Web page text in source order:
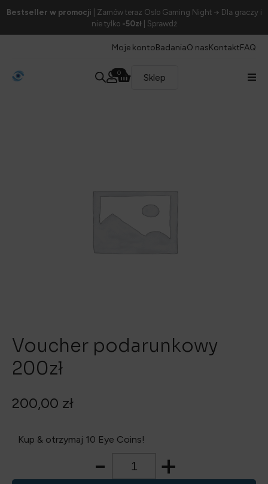
Bestseller w promocji | Zamów teraz Oslo Gaming Night → Dla graczy i
nie tylko -50zł| Sprawdź
Moje kontoBadaniaO nasKontaktFAQ
0 Sklep
Voucher podarunkowy
200zł
200,00 zł
Kup & otrzymaj 10 Eye Coins!
- +